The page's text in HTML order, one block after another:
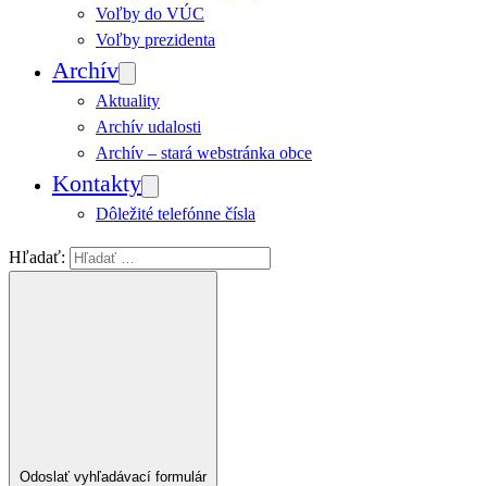
Voľby do VÚC
Voľby prezidenta
Archív
Aktuality
Archív udalosti
Archív – stará webstránka obce
Kontakty
Dôležité telefónne čísla
Hľadať:
Odoslať vyhľadávací formulár